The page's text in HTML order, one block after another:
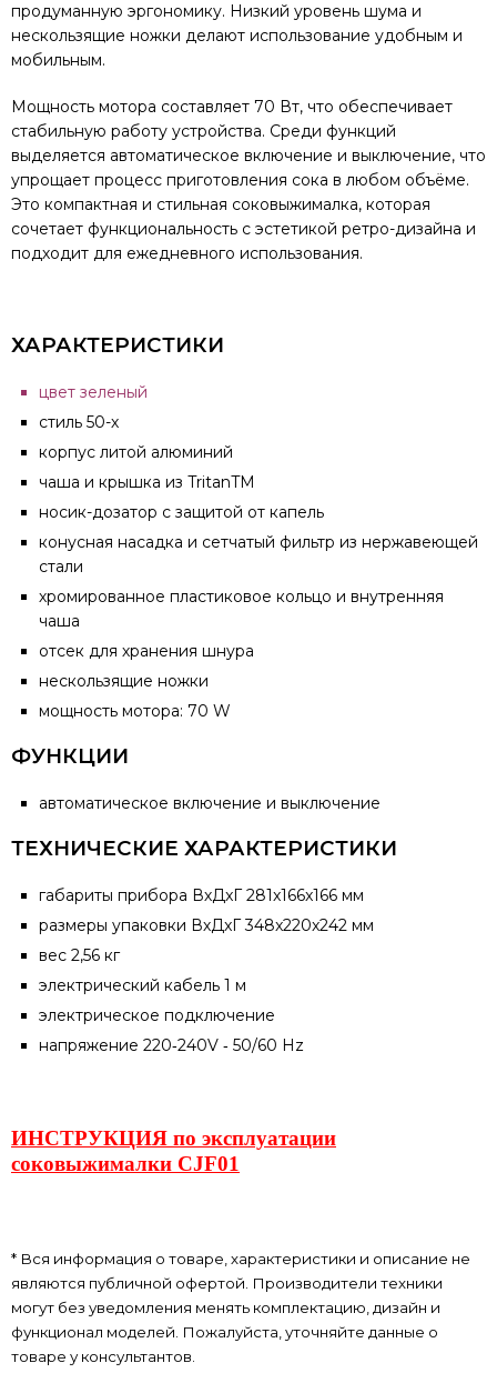
продуманную эргономику. Низкий уровень шума и
нескользящие ножки делают использование удобным и
мобильным.
Мощность мотора составляет 70 Вт, что обеспечивает
стабильную работу устройства. Среди функций
выделяется автоматическое включение и выключение, что
упрощает процесс приготовления сока в любом объёме.
Это компактная и стильная соковыжималка, которая
сочетает функциональность с эстетикой ретро-дизайна и
подходит для ежедневного использования.
ХАРАКТЕРИСТИКИ
цвет зеленый
стиль 50-х
корпус литой алюминий
чаша и крышка из TritanTM
носик-дозатор с защитой от капель
конусная насадка и сетчатый фильтр из нержавеющей
стали
хромированное пластиковое кольцо и внутренняя
чаша
отсек для хранения шнура
нескользящие ножки
мощность мотора: 70 W
ФУНКЦИИ
автоматическое включение и выключение
ТЕХНИЧЕСКИЕ ХАРАКТЕРИСТИКИ
габариты прибора ВхДxГ 281x166x166 мм
размеры упаковки ВхДxГ 348x220x242 мм
вес 2,56 кг
электрический кабель 1 м
электрическое подключение
напряжение 220‐240V ‐ 50/60 Hz
ИНСТРУКЦИЯ по эксплуатации
соковыжималки CJF01
* Вся информация о товаре, характеристики и описание не
являются публичной офертой. Производители техники
могут без уведомления менять комплектацию, дизайн и
функционал моделей. Пожалуйста, уточняйте данные о
товаре у консультантов.